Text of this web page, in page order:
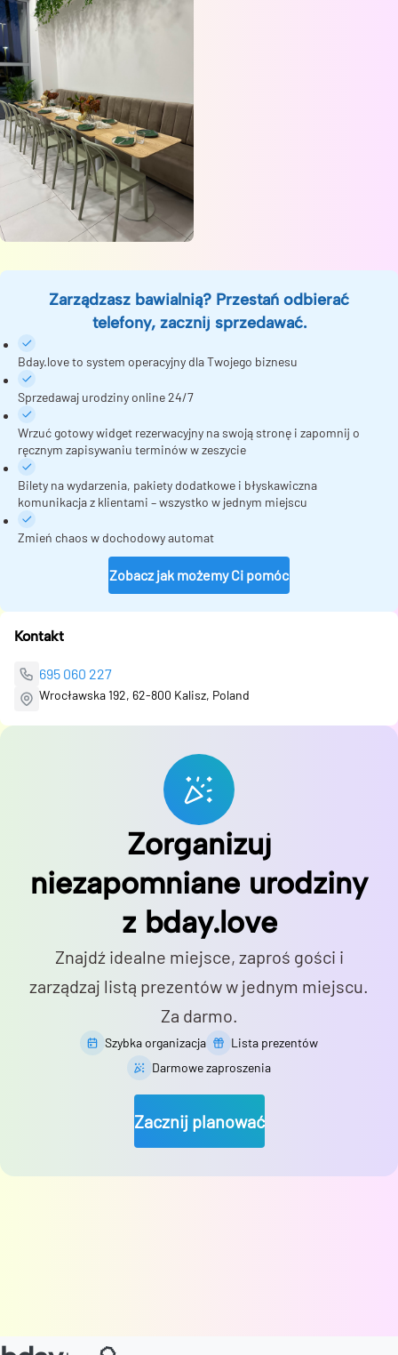
Zarządzasz bawialnią? Przestań odbierać
telefony, zacznij sprzedawać.
Bday.love to system operacyjny dla Twojego biznesu
Sprzedawaj urodziny online 24/7
Wrzuć gotowy widget rezerwacyjny na swoją stronę i zapomnij o
ręcznym zapisywaniu terminów w zeszycie
Bilety na wydarzenia, pakiety dodatkowe i błyskawiczna
komunikacja z klientami – wszystko w jednym miejscu
Zmień chaos w dochodowy automat
Zobacz jak możemy Ci pomóc
Kontakt
695 060 227
Wrocławska 192, 62-800 Kalisz, Poland
Zorganizuj
niezapomniane urodziny
z bday.love
Znajdź idealne miejsce, zaproś gości i
zarządzaj listą prezentów w jednym miejscu.
Za darmo.
Szybka organizacja
Lista prezentów
Darmowe zaproszenia
Zacznij planować